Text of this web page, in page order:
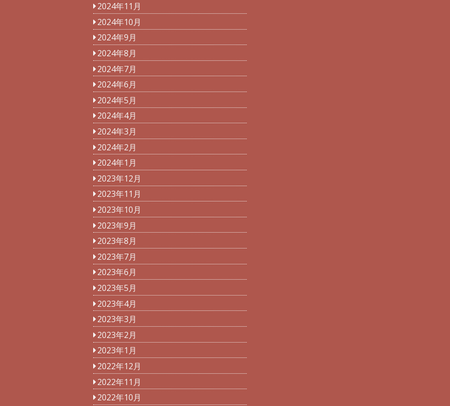
2024年11月
2024年10月
2024年9月
2024年8月
2024年7月
2024年6月
2024年5月
2024年4月
2024年3月
2024年2月
2024年1月
2023年12月
2023年11月
2023年10月
2023年9月
2023年8月
2023年7月
2023年6月
2023年5月
2023年4月
2023年3月
2023年2月
2023年1月
2022年12月
2022年11月
2022年10月